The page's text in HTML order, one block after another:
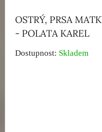
OSTRÝ, PRSA
- POLATA KAREL
Dostupnost: Skladem